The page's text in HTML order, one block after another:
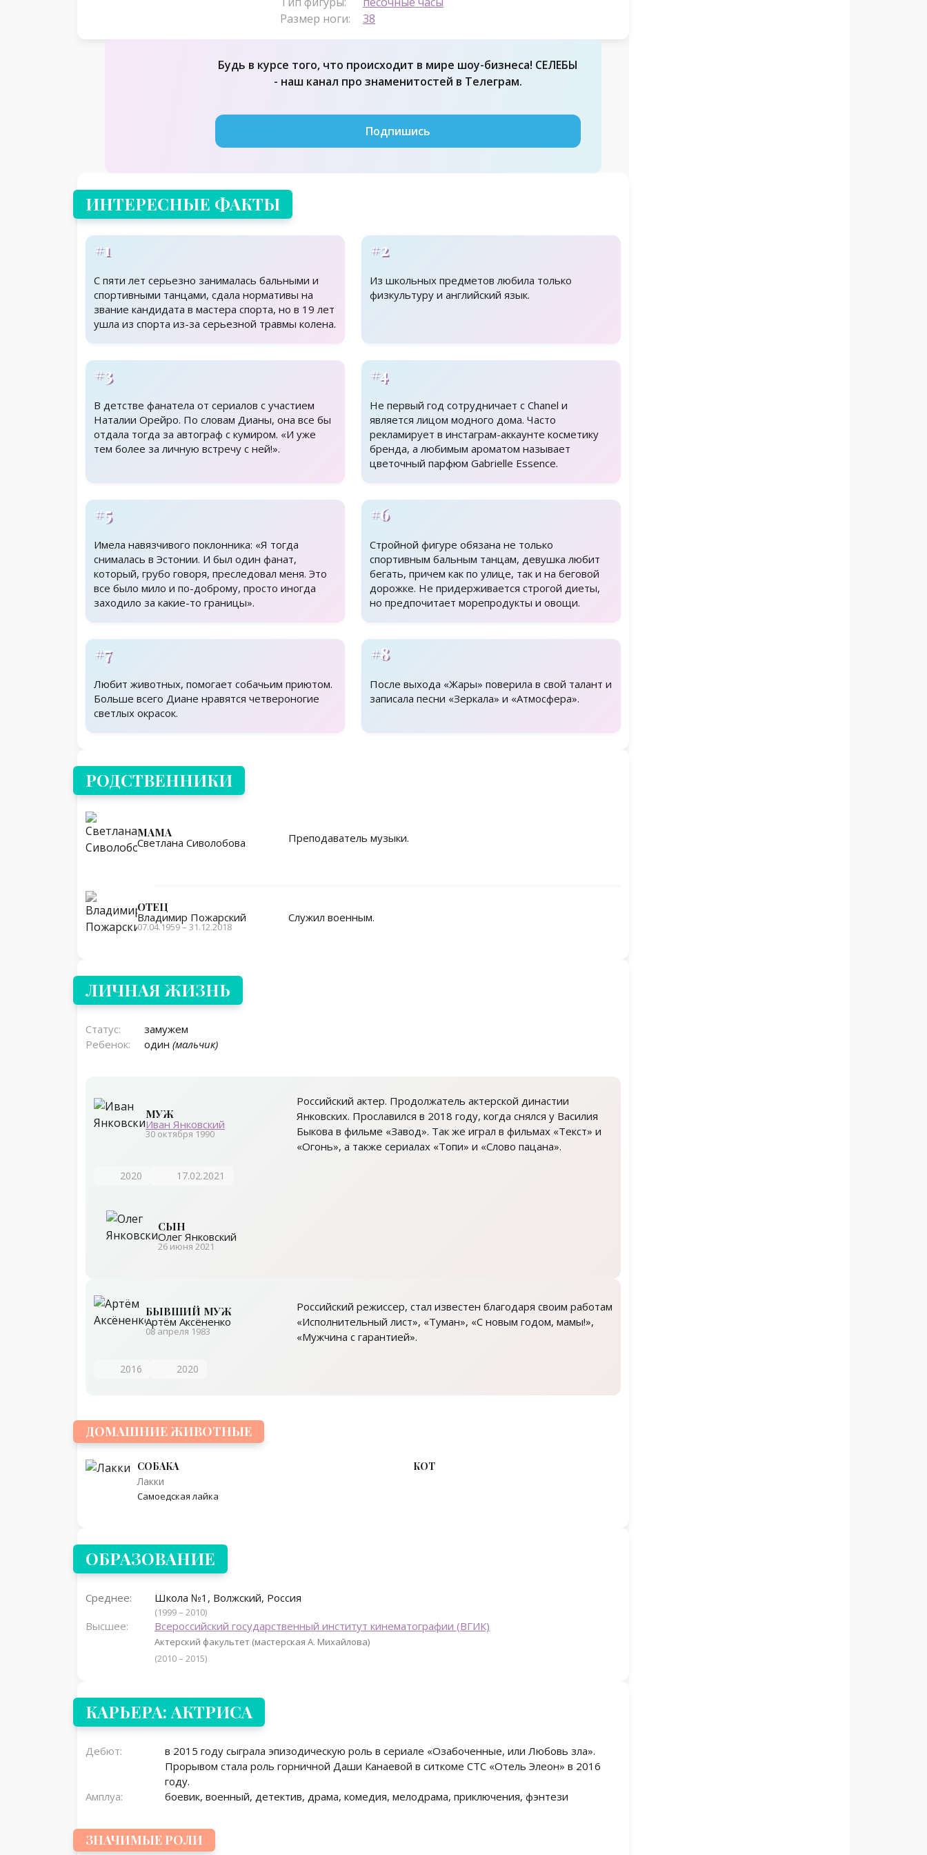
Размер ноги:
38
Будь в курсе того, что происходит в мире шоу-бизнеса! СЕЛЕБЫ
- наш канал про знаменитостей в Телеграм.
Подпишись
ИНТЕРЕСНЫЕ ФАКТЫ
#1
С пяти лет серьезно занималась бальными и
спортивными танцами, сдала нормативы на
звание кандидата в мастера спорта, но в 19 лет
ушла из спорта из-за серьезной травмы колена.
#2
Из школьных предметов любила только
физкультуру и английский язык.
#3
В детстве фанатела от сериалов с участием
Наталии Орейро. По словам Дианы, она все бы
отдала тогда за автограф с кумиром. «И уже
тем более за личную встречу с ней!».
#4
Не первый год сотрудничает с Chanel и
является лицом модного дома. Часто
рекламирует в инстаграм-аккаунте косметику
бренда, а любимым ароматом называет
цветочный парфюм Gabrielle Essence.
#5
Имела навязчивого поклонника: «Я тогда
снималась в Эстонии. И был один фанат,
который, грубо говоря, преследовал меня. Это
все было мило и по-доброму, просто иногда
заходило за какие-то границы».
#6
Стройной фигуре обязана не только
спортивным бальным танцам, девушка любит
бегать, причем как по улице, так и на беговой
дорожке. Не придерживается строгой диеты,
но предпочитает морепродукты и овощи.
#7
Любит животных, помогает собачьим приютом.
Больше всего Диане нравятся четвероногие
светлых окрасок.
#8
После выхода «Жары» поверила в свой талант и
записала песни «Зеркала» и «Атмосфера».
Родственники
РОДСТВЕННИКИ
МАМА
Светлана Сиволобова Преподаватель музыки.
ОТЕЦ
Владимир Пожарский
07.04.1959 – 31.12.2018
Служил военным.
ЛИЧНАЯ ЖИЗНЬ
Статус:
замужем
Ребенок:
один (мальчик)
МУЖ
Иван Янковский
30 октября 1990
Российский актер. Продолжатель актерской династии
Янковских. Прославился в 2018 году, когда снялся у Василия
Быкова в фильме «Завод». Так же играл в фильмах «Текст» и
«Огонь», а также сериалах «Топи» и «Слово пацана».
2020 17.02.2021
СЫН
Олег Янковский
26 июня 2021
БЫВШИЙ МУЖ
Артём Аксёненко
08 апреля 1983
Российский режиссер, стал известен благодаря своим работам
«Исполнительный лист», «Туман», «С новым годом, мамы!»,
«Мужчина с гарантией».
2016 2020
ДОМАШНИЕ ЖИВОТНЫЕ
СОБАКА
Лакки
Самоедская лайка
КОТ
ОБРАЗОВАНИЕ
Среднее: Школа №1, Волжский, Россия
(1999 – 2010)
Высшее: Всероссийский государственный институт кинематографии (ВГИК)
Актерский факультет (мастерская А. Михайлова)
(2010 – 2015)
КАРЬЕРА: АКТРИСА
Дебют:
в 2015 году сыграла эпизодическую роль в сериале «Озабоченные, или Любовь зла».
Прорывом стала роль горничной Даши Канаевой в ситкоме СТС «Отель Элеон» в 2016
году.
Амплуа:
боевик, военный, детектив, драма, комедия, мелодрама, приключения, фэнтези
ЗНАЧИМЫЕ РОЛИ